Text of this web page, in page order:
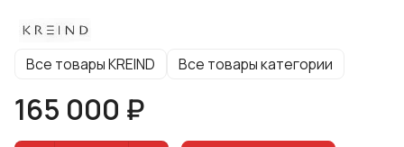
Все товары KREIND Все товары категории
165 000 ₽